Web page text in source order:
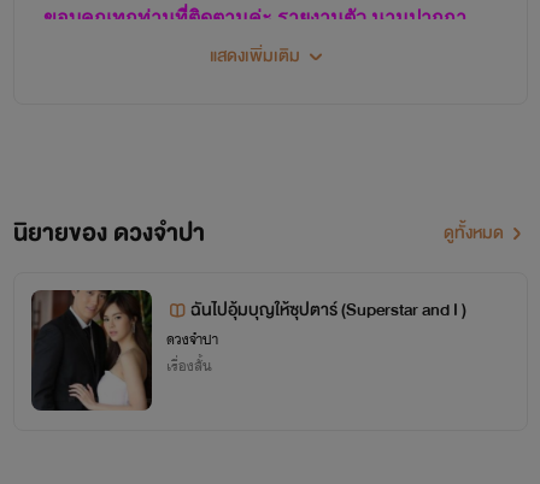
อุปสรรคในการมองเห็น จึงทำให้การเคลื่อนทัพช้าลง เจ้าชายจัน
ผา สั่งให้ทหารหยุดรอดูการเคลื่อนไหว การตั้งรับของกองทัพศรี
ตำหนักของพระธิดาองค์เล็กของพระเจ้าขันติราช ตามที่พระเจ้าตา
ทรงตรัสไว้ ว่าดาบน้ำพี้ศรีจำปา จะเก็บไว้ที่พระตำหนักของพระ
ธิดา เขตวังหลัง เพื่อมิให้ศัตรูรู้ที่ซ่อนของดาบ เป็นการดีถ้าเก็บ
ดาบไว้ในที่ ที่มีสตรีอยู่ เจ้าชายจันผา ปีนต้นไม้ใหญ่ข้างพระ
ตำหนัก กระโดดเข้าไปทางหน้าต่าง ยามวิกาล พระองค์ยอมเสีย
ขอบคุณทุกท่านที่ติดตามค่ะ รายงานตัว นามปากกา
ดวงจำปา นักเขียนสมัครเล่น "เขียนด้วยใจให้คนอ่าน"
ดวงจำปา
แสดงเพิ่มเติม
นิยายของ ดวงจำปา ดูทั้งหมด
ฉันไปอุ้มบุญให้ซุปตาร์ (Superstar and I )
ดวงจำปา
เรื่องสั้น